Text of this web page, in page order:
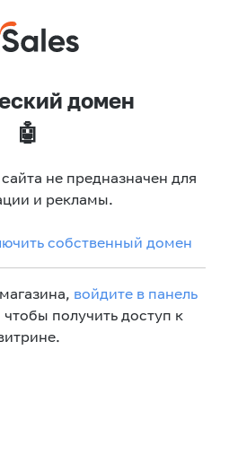
домен
🤖
не предназначен для
и рекламы.
собственный домен
войдите в панель
чтобы получить доступ к